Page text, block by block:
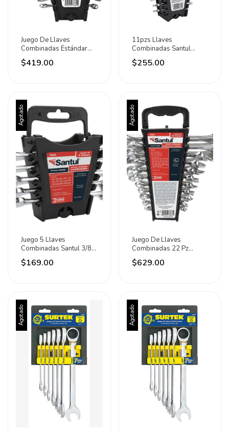
Juego De Llaves
Combinadas Estándar
11pz Plateado
$419.00
11pzs Llaves
Combinadas Santul
Milimétricas 6-16mm
Acero Col Cromo
$255.00
Agotado
Juego 5 Llaves
Combinadas Santul 3/8 -
5/8 Pulgadas
$169.00
Agotado
Juego De Llaves
Combinadas 22 Pz
Dureza 45-53 Hrc Santul
Plateado
$629.00
Agotado Agotado